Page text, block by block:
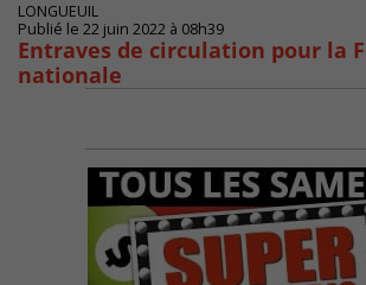
LONGUEUIL
Publié le 22 juin 2022 à 08h39
Entraves de circulation pour la
nationale